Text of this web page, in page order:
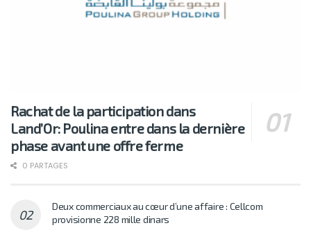
Rachat de la participation dans
Land’Or: Poulina entre dans la dernière
phase avant une offre ferme
0 PARTAGES
Deux commerciaux au cœur d’une affaire : Cellcom
provisionne 228 mille dinars